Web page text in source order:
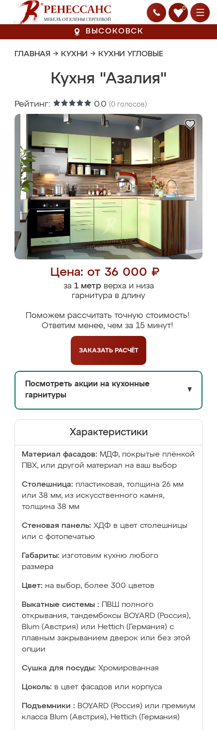
0
ВЫСОКОВСК
ГЛАВНАЯ → КУХНИ → КУХНИ УГЛОВЫЕ
Кухня "Азалия"
Рейтинг: 0.0 (0 голосов)
Цена: от 36 000 ₽
за 1 метрверха и низа
гарнитура в длину
Поможем рассчитать точную стоимость!
Ответим менее, чем за 15 минут!
ЗАКАЗАТЬ РАСЧЁТ
Посмотреть акции на кухонные
гарнитуры
▼
Характеристики
Материал фасадов: МДФ, покрытые плёнкой
ПВХ, или другой материал на ваш выбор
Столешница: пластиковая, толщина 26 мм
или 38 мм; из искусственного камня,
толщина 38 мм
Стеновая панель: ХДФ в цвет столешницы
или с фотопечатью
Габариты: изготовим кухню любого
размера
Цвет: на выбор, более 300 цветов
Выкатные системы :
ПВШ полного
открывания, тандембоксы BOYARD (Россия),
Blum (Австрия) или Hettich (Германия) с
плавным закрыванием дверок или без этой
опции
Сушка для посуды: Хромированная
Цоколь: в цвет фасадов или корпуса
Подъемники : BOYARD (Россия) или премиум
класса Blum (Австрия), Hettich (Германия)